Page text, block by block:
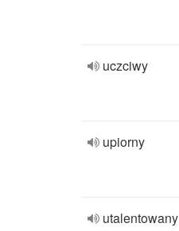
uczciwy
upiorny
utalentowany